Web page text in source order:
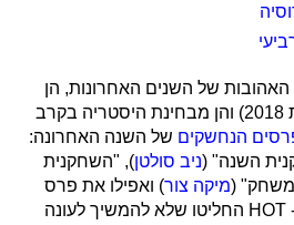
של השנים האחרונות, הן
(הייתה במקום הראשון ב/VOD בשנת 2018) והן מבחינת היסטריה בקרב
הנחשקים של השנה האחרונה:
השנה" (ניב סולטן), "השחקנית
(מיקה צור) ואפילו את פרס
- HOT החליטו שלא להמשיך לעונה